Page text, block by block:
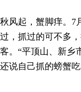
秋风起，蟹脚痒。7
过，抓过的可不多
客。“平顶山、新乡
还说自己抓的螃蟹